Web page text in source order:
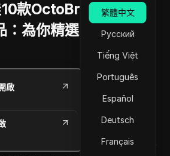
繁體中文
Русский
Tiếng Việt
Português
Español
Deutsch
Français
款OctoBrowser替代
：為你精選
啟
夫
5 分鐘 閱讀